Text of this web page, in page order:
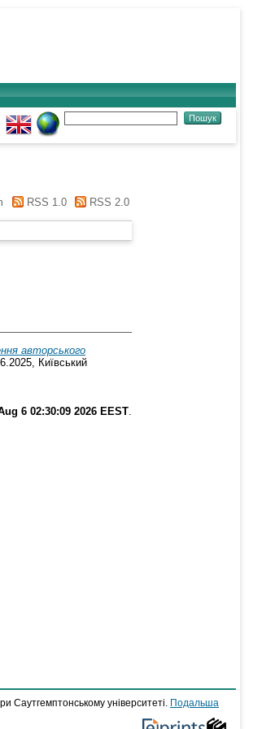
RSS 1.0 RSS 2.0
авторського
Київський
6 02:30:09 2026 EEST
Саутгемптонському університеті.
Подальша